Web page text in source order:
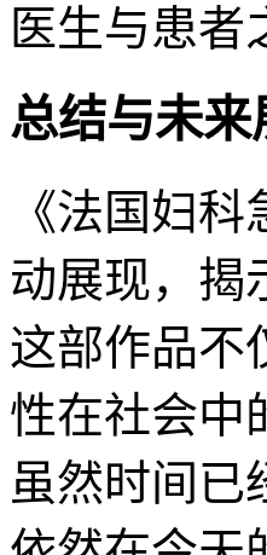
医生与患者
总结与未来
《法国妇
动展现，揭
这部作品不
性在社会中
虽然时间已